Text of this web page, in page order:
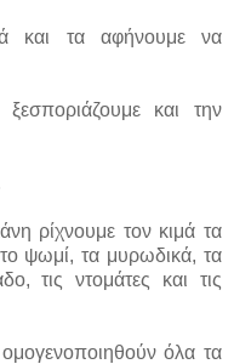
και τα αφήνουμε να
και την
ρίχνουμε τον κιμά τα
ψωμί, τα μυρωδικά, τα
τις ντομάτες και τις
όλα τα